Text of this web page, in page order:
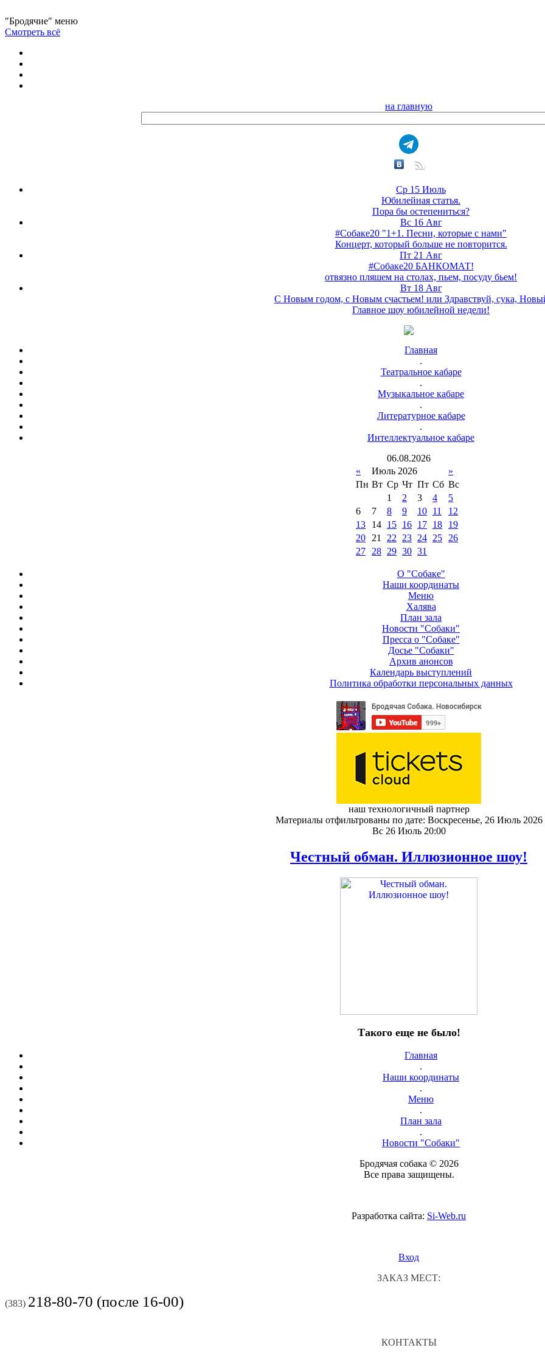
"Бродячие" меню
Смотреть всё
на главную
Ср 15 Июль
Юбилейная статья.
Пора бы остепениться?
Вс 16 Авг
#Собаке20 "1+1. Песни, которые с нами"
Концерт, который больше не повторится.
Пт 21 Авг
#Собаке20 БАНКОМАТ!
отвязно пляшем на столах, пьем, посуду бьем!
Вт 18 Авг
С Новым годом, с Новым счастьем! или Здравствуй, сука,
Главное шоу юбилейной недели!
Главная
.
Театральное кабаре
.
Музыкальное кабаре
.
Литературное кабаре
.
Интеллектуальное кабаре
06.08.2026
«
Июль 2026
»
Пн Вт Ср Чт Пт Сб Вс
1
2 3 4
5
6
7 8 9 10 11
12
13
14 15 16 17 18
19
20
21 22 23 24 25
26
27
28 29 30 31
О "Собаке"
Наши координаты
Меню
Халява
План зала
Новости "Собаки"
Пресса о "Собаке"
Досье "Собаки"
Архив анонсов
Календарь выступлений
Политика обработки персональных данных
наш технологичный партнер
Материалы отфильтрованы по дате: Воскресенье, 26 Июль 2026
Вс 26 Июль 20:00
Честный обман. Иллюзионное шоу!
Такого еще не было!
Главная
.
Наши координаты
.
Меню
.
План зала
.
Новости "Собаки"
Бродячая собака © 2026
Все права защищены.
Разработка сайта: Si-Web.ru
Вход
ЗАКАЗ МЕСТ:
(383) 218-80-70 (после 16-00)
КОНТАКТЫ